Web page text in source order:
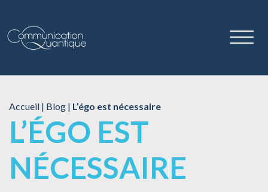
Accueil | Blog | L’égo est nécessaire
L’ÉGO EST
NÉCESSAIRE